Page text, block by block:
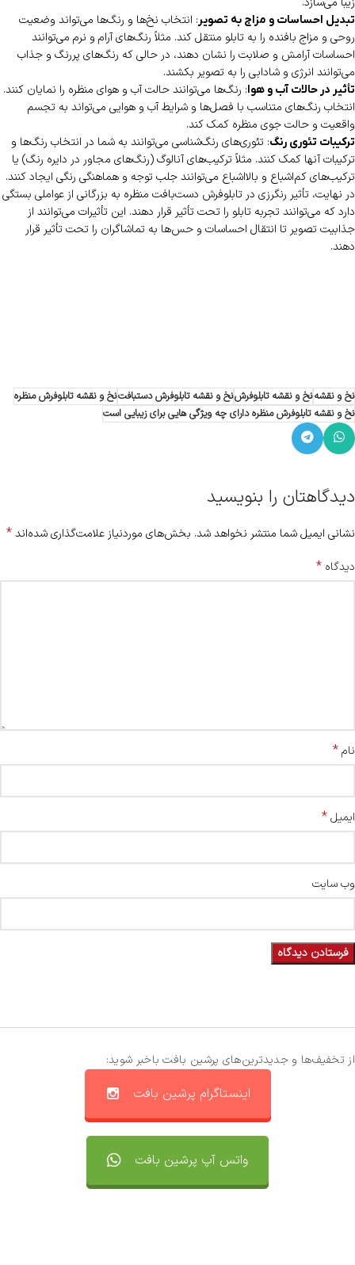
تبدیل احساسات و مزاج به تصویر: انتخاب نخ‌ها و رنگ‌ها می‌تواند وضعیت
روحی و مزاج بافنده را به تابلو منتقل کند. مثلاً رنگ‌های آرام و نرم می‌توانند
احساسات آرامش و صلابت را نشان دهند، در حالی که رنگ‌های پررنگ و جذاب
می‌توانند انرژی و شادابی را به تصویر بکشند.
تأثیر در حالات آب و هوا: رنگ‌ها می‌توانند حالت آب و هوای منظره را نمایان کنند.
انتخاب رنگ‌های متناسب با فصل‌ها و شرایط آب و هوایی می‌تواند به تجسم
واقعیت و حالت جوی منظره کمک کند.
ترکیبات تئوری رنگ: تئوری‌های رنگ‌شناسی می‌توانند به شما در انتخاب رنگ‌ها و
ترکیبات آنها کمک کنند. مثلاً ترکیب‌های آنالوگ (رنگ‌های مجاور در دایره رنگ) یا
ترکیب‌های کم‌اشباع و بالا‌اشباع می‌توانند جلب توجه و هماهنگی رنگی ایجاد کنند.
در نهایت، تأثیر رنگرزی در تابلوفرش دست‌بافت منظره به بزرگانی از عواملی بستگی
دارد که می‌توانند تجربه تابلو را تحت تأثیر قرار دهند. این تأثیرات می‌توانند از
جذابیت تصویر تا انتقال احساسات و حس‌ها به تماشاگران را تحت تأثیر قرار
دهند.
نخ و نقشهنخ و نقشه تابلوفرشنخ و نقشه تابلوفرش دستبافتنخ و نقشه تابلوفرش منظره
نخ و نقشه تابلوفرش منظره دارای چه ویژگی هایی برای زیبایی است
دیدگاهتان را بنویسید
نشانی ایمیل شما منتشر نخواهد شد. بخش‌های موردنیاز علامت‌گذاری شده‌اند*
دیدگاه *
نام*
ایمیل*
وب‌ سایت
از تخفیف‌ها و جدیدترین‌های پرشین بافت باخبر شوید:
اینستاگرام پرشین بافت
واتس آپ پرشین بافت